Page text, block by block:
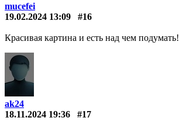
mucefei
19.02.2024 13:09
#16
Красивая картина и есть над чем подумать!
ak24
18.11.2024 19:36
#17